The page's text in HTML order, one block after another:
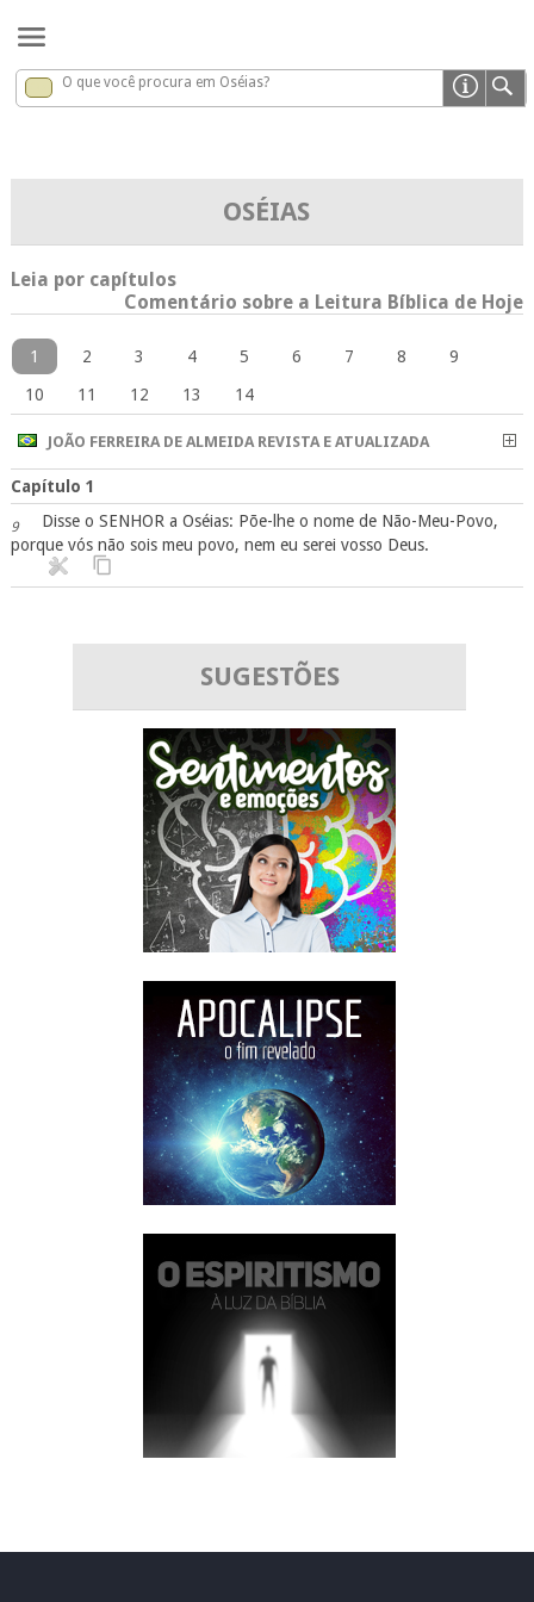
Oséias x
O que você procura em Oséias?
OSÉIAS
Leia por capítulos
Comentário sobre a Leitura Bíblica de Hoje
1 2 3 4 5 6 7 8
9
10
11 12 13 14
JOÃO FERREIRA DE ALMEIDA REVISTA E ATUALIZADA
Capítulo 1
9
Disse o SENHOR a Oséias: Põe-lhe o nome de Não-Meu-Povo,
porque vós não sois meu povo, nem eu serei vosso Deus.
SUGESTÕES